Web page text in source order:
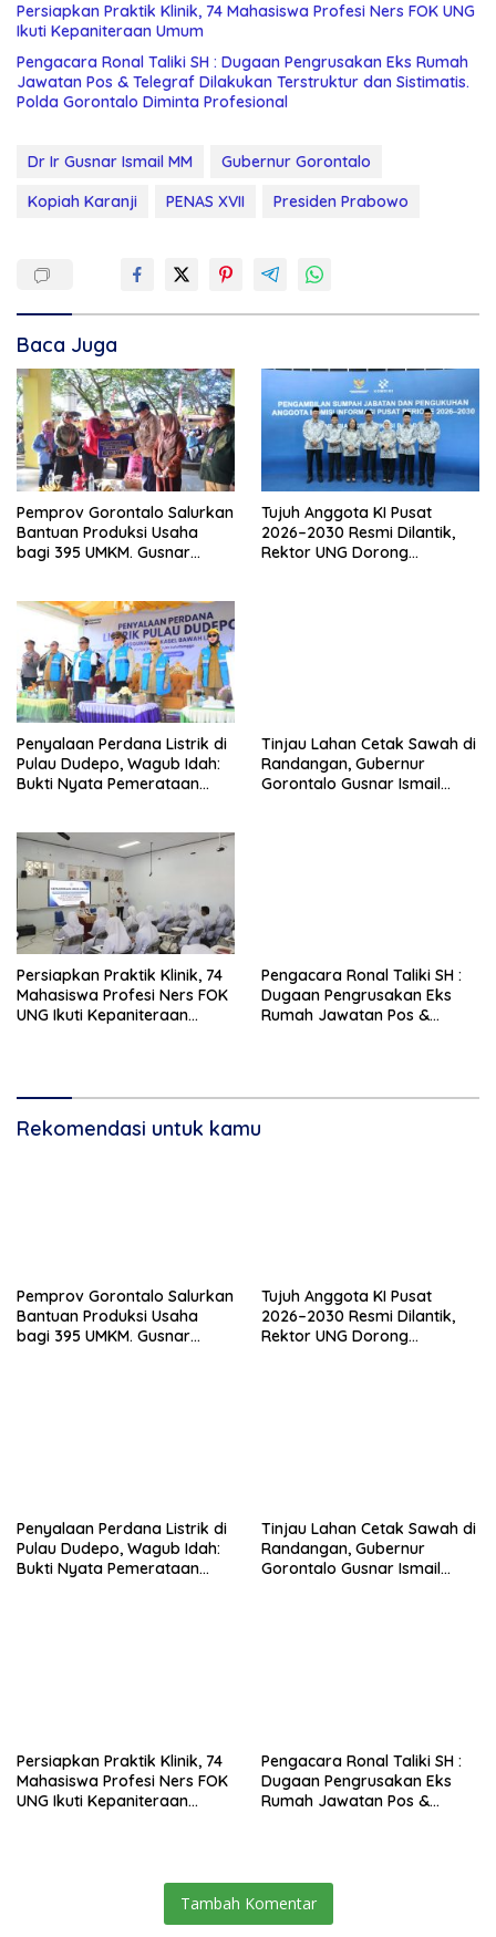
Persiapkan Praktik Klinik, 74 Mahasiswa Profesi Ners FOK UNG
Ikuti Kepaniteraan Umum
Pengacara Ronal Taliki SH : Dugaan Pengrusakan Eks Rumah
Jawatan Pos & Telegraf Dilakukan Terstruktur dan Sistimatis.
Polda Gorontalo Diminta Profesional
Dr Ir Gusnar Ismail MM
Gubernur Gorontalo
Kopiah Karanji
PENAS XVII Presiden Prabowo
Baca Juga
Pemprov Gorontalo Salurkan
Bantuan Produksi Usaha
bagi 395 UMKM. Gusnar
Bukan Konsumsi
Tujuh Anggota KI Pusat
2026–2030 Resmi Dilantik,
Rektor UNG Dorong
Penyalaan Perdana Listrik di
Pulau Dudepo, Wagub Idah:
Bukti Nyata Pemerataan
Tinjau Lahan Cetak Sawah di
Randangan, Gubernur
Gorontalo Gusnar Ismail
Persiapkan Praktik Klinik, 74
Mahasiswa Profesi Ners FOK
UNG Ikuti Kepaniteraan
Pengacara Ronal Taliki SH :
Dugaan Pengrusakan Eks
Rumah Jawatan Pos &
Profesional
Rekomendasi untuk kamu
Pemprov Gorontalo Salurkan
Bantuan Produksi Usaha
bagi 395 UMKM. Gusnar
Tujuh Anggota KI Pusat
2026–2030 Resmi Dilantik,
Rektor UNG Dorong
Penyalaan Perdana Listrik di
Pulau Dudepo, Wagub Idah:
Bukti Nyata Pemerataan
Tinjau Lahan Cetak Sawah di
Randangan, Gubernur
Gorontalo Gusnar Ismail
Persiapkan Praktik Klinik, 74
Mahasiswa Profesi Ners FOK
UNG Ikuti Kepaniteraan
Pengacara Ronal Taliki SH :
Dugaan Pengrusakan Eks
Rumah Jawatan Pos &
Profesional
Tambah Komentar